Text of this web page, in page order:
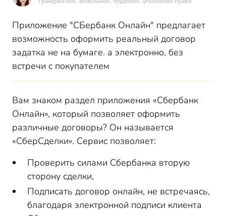
Приложение "СБербанк Онлайн" предлагает
возможность оформить реальный договор
задатка не на бумаге. а электронно, без
встречи с покупателем
Вам знаком раздел приложения «Сбербанк
Онлайн», который позволяет оформить
различные договоры? Он называется
«СберСделки». Сервис позволяет:
Проверить силами Сбербанка вторую
сторону сделки,
Подписать договор онлайн, не встречаясь,
благодаря электронной подписи клиента